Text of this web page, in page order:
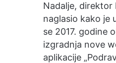
Nadalje, direktor
naglasio kako je
se 2017. godine
izgradnja nove
aplikacije